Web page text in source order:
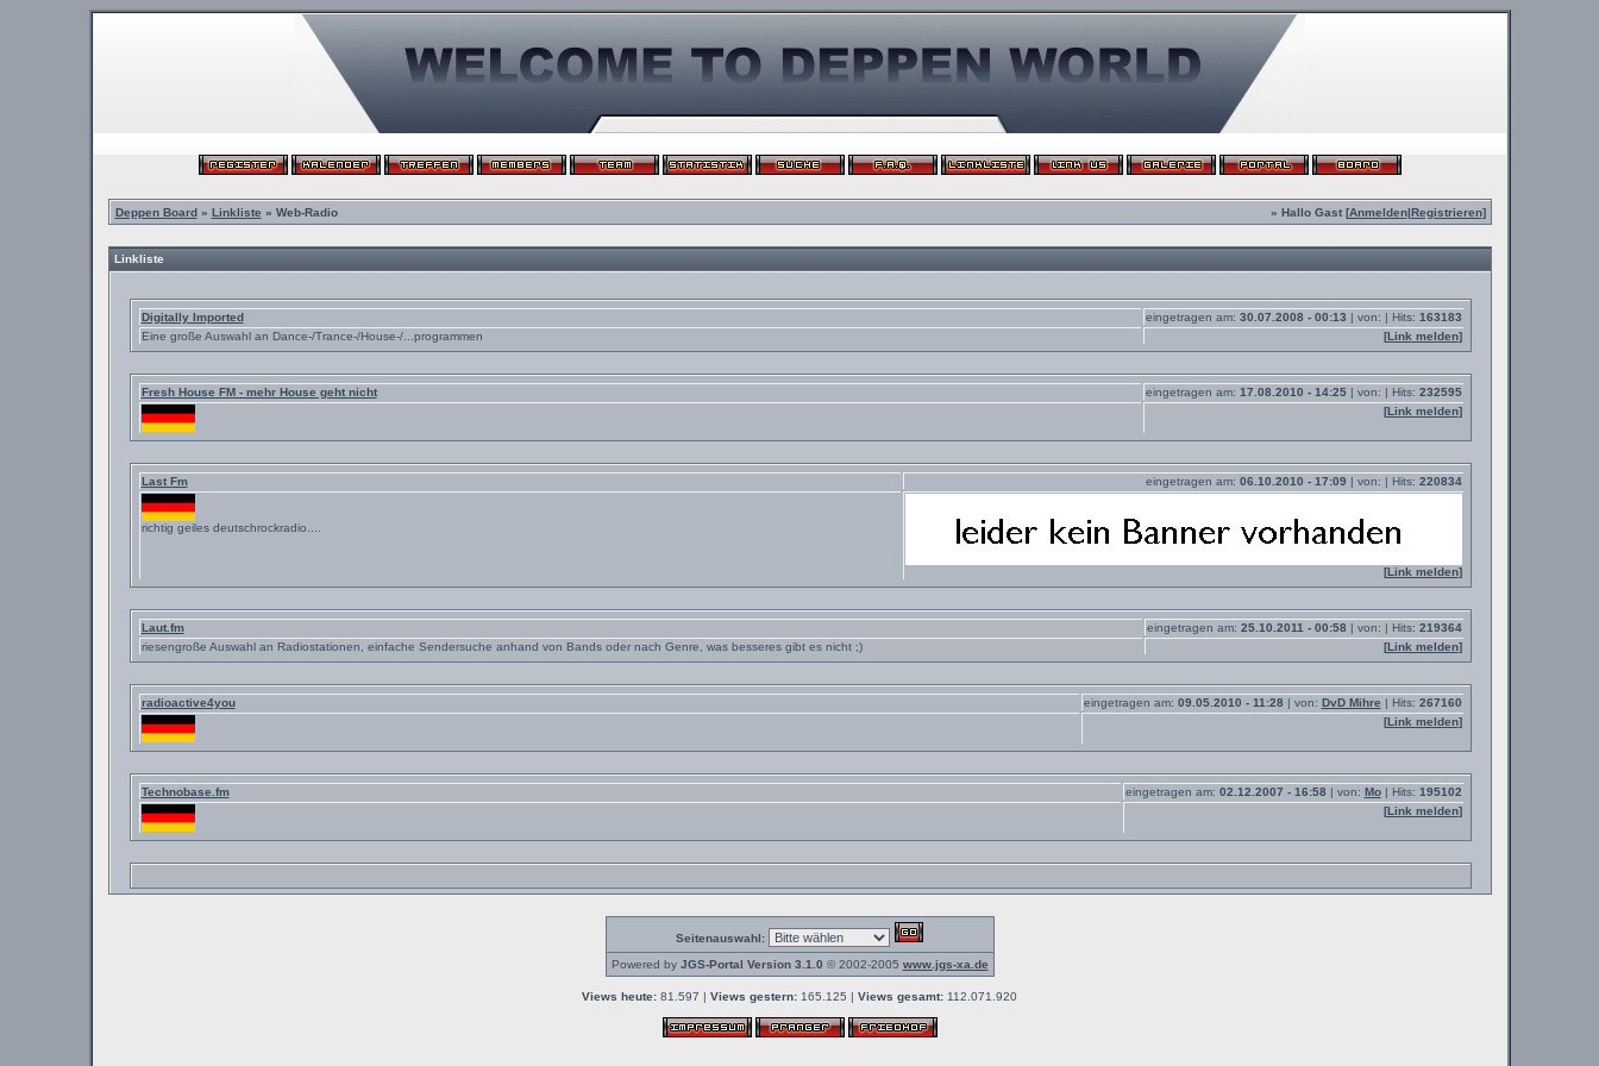
Deppen Board» Linkliste » Web-Radio » Hallo Gast [Anmelden|Registrieren]
Linkliste
Digitally Imported eingetragen am: 30.07.2008 - 00:13 | von: | Hits: 163183
Eine große Auswahl an Dance-/Trance-/House-/...programmen
[Link melden]
Fresh House FM - mehr House geht nicht eingetragen am: 17.08.2010 - 14:25| von: | Hits: 232595
[Link melden]
Last Fm eingetragen am: 06.10.2010 - 17:09 | von: | Hits: 220834
richtig geiles deutschrockradio....
[Link melden]
Laut.fm eingetragen am: 25.10.2011 - 00:58 | von: | Hits: 219364
riesengroße Auswahl an Radiostationen, einfache Sendersuche anhand von Bands oder nach Genre, was besseres gibt es nicht ;)
[Link melden]
radioactive4you eingetragen am: 09.05.2010 - 11:28 | von: DvD Mihre | Hits: 267160
[Link melden]
Technobase.fm eingetragen am: 02.12.2007 - 16:58 | von: Mo| Hits: 195102
[Link melden]
Seitenauswahl:
Powered by JGS-Portal Version 3.1.0 © 2002-2005 www.jgs-xa.de
Views heute: 81.597 | Views gestern: 165.125 | Views gesamt: 112.071.920